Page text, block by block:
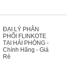
ĐẠI LÝ PHÂN
PHỐI FLINKOTE
TẠI HẢI PHÒNG -
Chính Hãng - Giá
Rẻ